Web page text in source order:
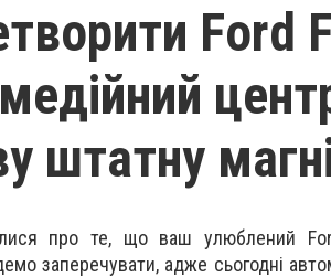
Ford
штатну
про те, що ваш улюблений
заперечувати, адже сьогодні